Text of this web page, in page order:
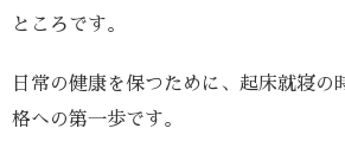
ところです。
日常の健康を保つために、起床就寝の
格への第一歩です。